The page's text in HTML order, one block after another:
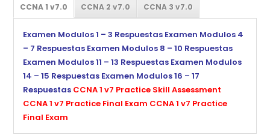
CCNA 1 v7.0 CCNA 2 v7.0 CCNA 3 v7.0
Examen Modulos 1 – 3 Respuestas Examen Modulos 4
– 7 Respuestas Examen Modulos 8 – 10 Respuestas
Examen Modulos 11 – 13 Respuestas Examen Modulos
14 – 15 Respuestas Examen Modulos 16 – 17
Respuestas CCNA 1 v7 Practice Skill Assessment
CCNA 1 v7 Practice Final Exam CCNA 1 v7 Practice
Final Exam